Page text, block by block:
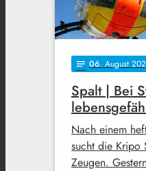
notes 06. August
Spalt | Bei
Nach einem
sucht die Kripo
Zeugen.